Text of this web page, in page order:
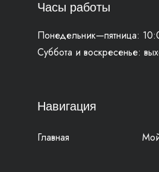
Часы работы
Понедельник—пятница:
Суббота и воскресенье:
Навигация
Главная